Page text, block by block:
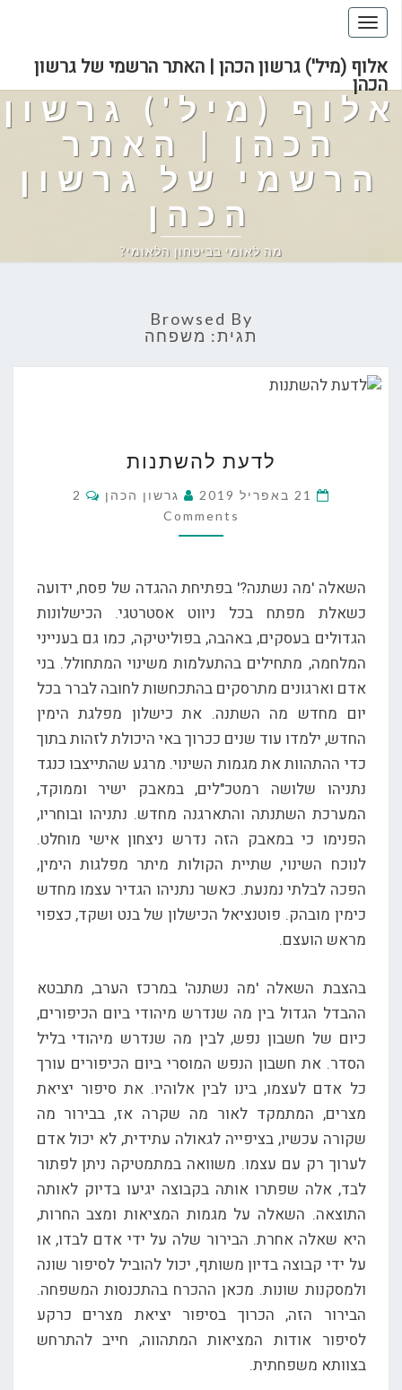
Toggle
navigation
אלוף (מיל') גרשון הכהן | האתר הרשמי של גרשון
הכהן
אלוף (מיל') גרשון
הכהן | האתר
הרשמי של גרשון
הכהן
מה לאומי בביטחון הלאומי?
Browsed By
תגית: משפחה
להשתנות
לדעת להשתנות
21 באפריל 2019 גרשון הכהן Comments
2
Comments
השאלה 'מה נשתנה?' בפתיחת ההגדה של פסח, ידועה
כשאלת מפתח בכל ניווט אסטרטגי. הכישלונות
הגדולים בעסקים, באהבה, בפוליטיקה, כמו גם בענייני
המלחמה, מתחילים בהתעלמות משינוי המתחולל. בני
אדם וארגונים מתרסקים בהתכחשות לחובה לברר בכל
יום מחדש מה השתנה. את כישלון מפלגת הימין
החדש, ילמדו עוד שנים ככרוך באי היכולת לזהות בתוך
כדי ההתהוות את מגמות השינוי. מרגע שהתייצבו כנגד
נתניהו שלושה רמטכ"לים, במאבק ישיר וממוקד,
המערכת השתנתה והתארגנה מחדש. נתניהו ובוחריו,
הפנימו כי במאבק הזה נדרש ניצחון אישי מוחלט.
לנוכח השינוי, שתיית הקולות מיתר מפלגות הימין,
הפכה לבלתי נמנעת. כאשר נתניהו הגדיר עצמו מחדש
כימין מובהק. פוטנציאל הכישלון של בנט ושקד, כצפוי
מראש הועצם.
בהצבת השאלה 'מה נשתנה' במרכז הערב, מתבטא
ההבדל הגדול בין מה שנדרש מיהודי ביום הכיפורים,
כיום של חשבון נפש, לבין מה שנדרש מיהודי בליל
הסדר. את חשבון הנפש המוסרי ביום הכיפורים עורך
כל אדם לעצמו, בינו לבין אלוהיו. את סיפור יציאת
מצרים, המתמקד לאור מה שקרה אז, בבירור מה
שקורה עכשיו, בציפייה לגאולה עתידית, לא יכול אדם
לערוך רק עם עצמו. משוואה במתמטיקה ניתן לפתור
לבד, אלה שפתרו אותה בקבוצה יגיעו בדיוק לאותה
התוצאה. השאלה על מגמות המציאות ומצב החרות,
היא שאלה אחרת. הבירור שלה על ידי אדם לבדו, או
על ידי קבוצה בדיון משותף, יכול להוביל לסיפור שונה
ולמסקנות שונות. מכאן ההכרח בהתכנסות המשפחה.
הבירור הזה, הכרוך בסיפור יציאת מצרים כרקע
לסיפור אודות המציאות המתהווה, חייב להתרחש
בצוותא משפחתית.